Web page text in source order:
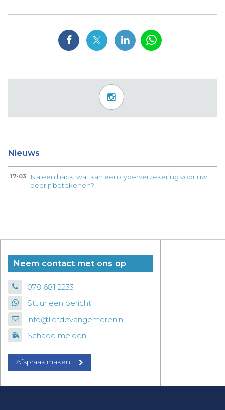
Nieuws
17-03
Na een hack: wat kan een cyberverzekering voor uw
bedrijf betekenen?
Neem contact met ons op
078 681 2233
Stuur een bericht
info@liefdevangemeren.nl
Schade melden
Afspraak maken